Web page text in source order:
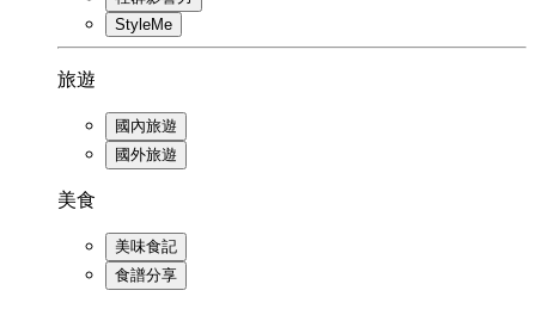
StyleMe
旅遊
國內旅遊
國外旅遊
美食
美味食記
食譜分享